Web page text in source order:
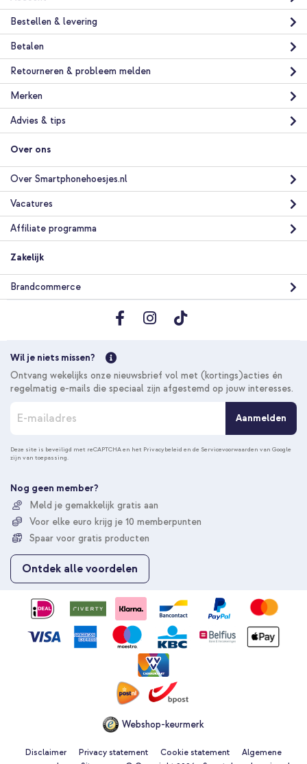
Bestellen & levering
Betalen
Retourneren & probleem melden
Merken
Advies & tips
Over ons
Over Smartphonehoesjes.nl
Vacatures
Affiliate programma
Zakelijk
Brandcommerce
Wil je niets missen?
Ontvang wekelijks onze nieuwsbrief vol met (kortings)acties én
regelmatig e-mails die speciaal zijn afgestemd op jouw interesses.
n
n
e
u
o
p
z
Aanmelden
Deze site is beveiligd met reCAPTCHA en het Privacybeleid en de Servicevoorwaarden van Google
zijn van toepassing.
Nog geen member?
Meld je gemakkelijk gratis aan
Voor elke euro krijg je 10 memberpunten
Spaar voor gratis producten
Ontdek alle voordelen
Webshop-keurmerk
Disclaimer Privacy statement Cookie statement
Algemene